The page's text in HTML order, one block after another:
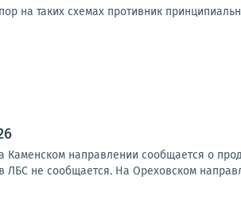
на таких схемах противник
Каменском направлении сообщается о
ЛБС не сообщается. На Ореховском